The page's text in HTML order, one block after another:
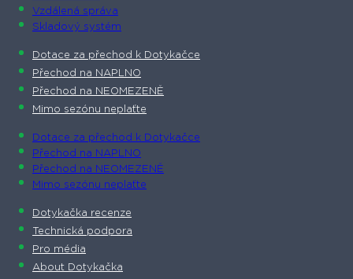
Vzdálená správa
Skladový systém
Dotace za přechod k Dotykačce
Přechod na NAPLNO
Přechod na NEOMEZENĚ
Mimo sezónu neplaťte
Dotace za přechod k Dotykačce
Přechod na NAPLNO
Přechod na NEOMEZENĚ
Mimo sezónu neplaťte
Dotykačka recenze
Technická podpora
Pro média
About Dotykačka